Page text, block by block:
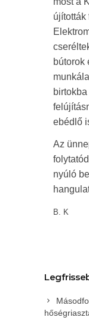
újították
bútorok
ebédlő
Az
nyúló
B. K